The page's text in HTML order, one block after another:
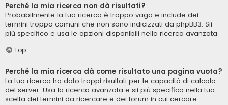
Perché la mia ricerca non dà risultati?
Probabilmente la tua ricerca è troppo vaga e include dei
termini troppo comuni che non sono indicizzati da phpBB3. Sii
più specifico e usa le opzioni disponibili nella ricerca avanzata.
Top
Perché la mia ricerca dà come risultato una pagina vuota?
La tua ricerca ha dato troppi risultati per le capacità di calcolo
del server. Usa la ricerca avanzata e sii più specifico nella tua
scelta dei termini da ricercare e dei forum in cui cercare.